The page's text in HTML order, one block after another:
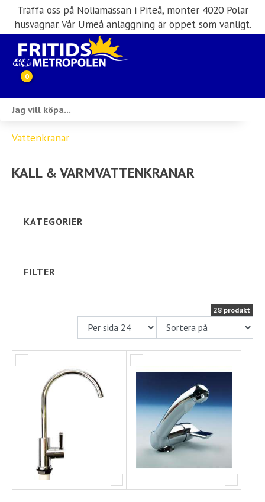
Träffa oss på Noliamässan i Piteå, monter 4020 Polar
husvagnar. Vår Umeå anläggning är öppet som vanligt.
0
Husvagnar i lager
Kontakt
Långtidsparkering
Vattenkranar
KALL & VARMVATTENKRANAR
KATEGORIER
FILTER
28 produkt